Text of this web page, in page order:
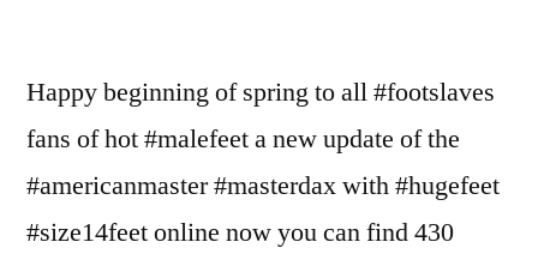
2025
Happy beginning of spring to all #footslaves
fans of hot #malefeet a new update of the
#americanmaster #masterdax with #hugefeet
#size14feet online now you can find 430